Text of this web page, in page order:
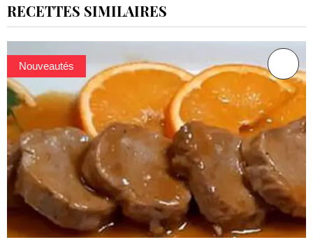
RECETTES SIMILAIRES
Nouveautés